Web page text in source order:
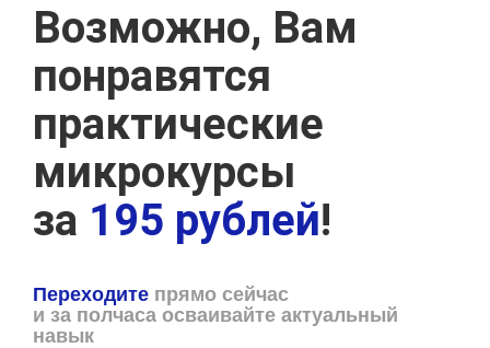
Возможно, Вам
понравятся
практические
микрокурсы
за 195 рублей!
Переходите прямо сейчас
и за полчаса осваивайте актуальный
навык